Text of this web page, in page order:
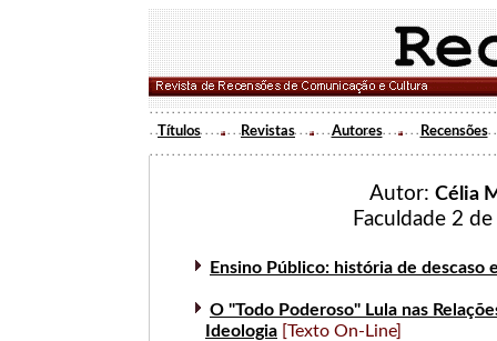
Títulos Revistas Autores Recensões
Autor: Célia
Faculdade 2
Ensino Público: história de descaso
O "Todo Poderoso" Lula nas
Ideologia [Texto On-Line]